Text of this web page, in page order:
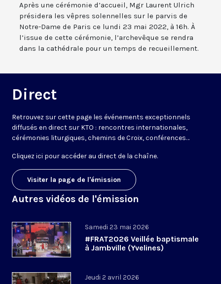
Après une cérémonie d’accueil, Mgr Laurent Ulrich
présidera les vêpres solennelles sur le parvis de
Notre-Dame de Paris ce lundi 23 mai 2022, à 16h. À
l’issue de cette cérémonie, l’archevêque se rendra
dans la cathédrale pour un temps de recueillement.
Direct
Retrouvez sur cette page les événements exceptionnels
diffusés en direct sur KTO : rencontres internationales,
cérémonies liturgiques, chemins de Croix, conférences…
Cliquez ici pour accéder au direct de la chaîne.
Visiter la page de l'émission
Autres vidéos de l'émission
Samedi 23 mai 2026
#FRAT2026 Veillée baptismale
à Jambville (Yvelines)
Jeudi 2 avril 2026